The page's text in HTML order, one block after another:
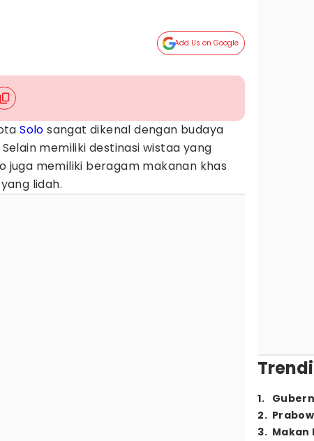
Add Us on Google
Solo sangat dikenal dengan budaya
memiliki destinasi wistaa yang
juga memiliki beragam makanan khas
lidah.
1.
2.
3. Makan